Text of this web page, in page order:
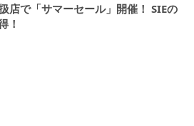
で「サマーセール」開催！ SIEの
！